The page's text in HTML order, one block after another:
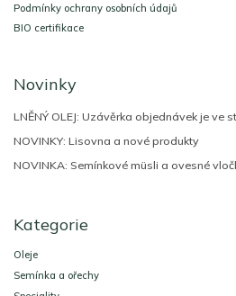
Podmínky ochrany osobních údajů
BIO certifikace
Novinky
LNĚNÝ OLEJ: Uzávěrka objednávek je ve
NOVINKY: Lisovna a nové produkty
NOVINKA: Semínkové müsli a ovesné
Kategorie
Oleje
Semínka a ořechy